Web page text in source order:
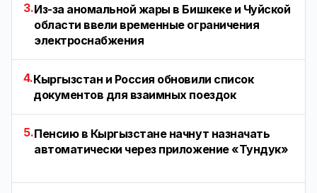
3.Из-за аномальной жары в Бишкеке и Чуйской
области ввели временные ограничения
электроснабжения
4.Кыргызстан и Россия обновили список
документов для взаимных поездок
5.Пенсию в Кыргызстане начнут назначать
автоматически через приложение «Тундук»